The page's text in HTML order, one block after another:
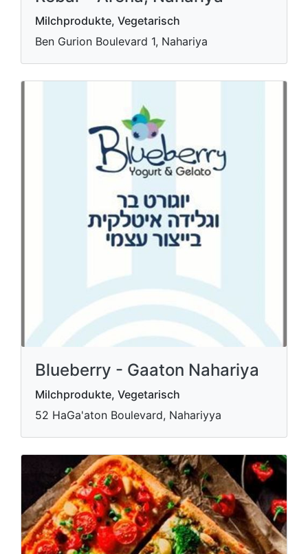
Milchprodukte, Vegetarisch
Ben Gurion Boulevard 1, Nahariya
Blueberry - Gaaton Nahariya
Milchprodukte, Vegetarisch
52 HaGa'aton Boulevard, Nahariyya